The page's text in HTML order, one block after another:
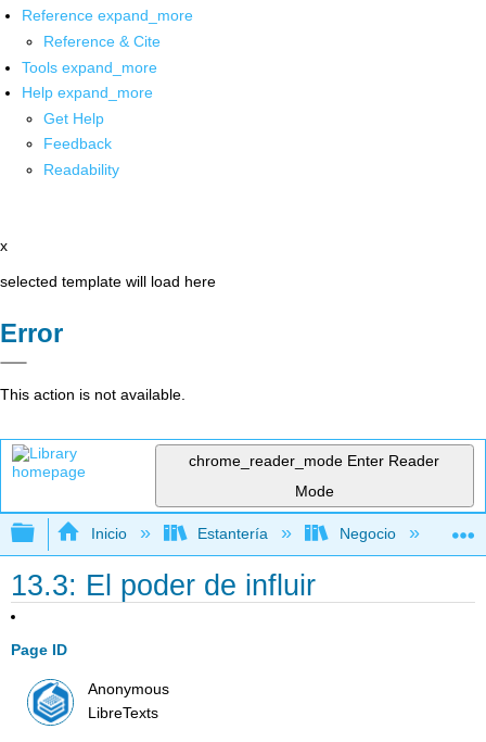
Reference expand_more
Reference & Cite
Tools expand_more
Help expand_more
Get Help
Feedback
Readability
x
selected template will load here
Error
This action is not available.
chrome_reader_mode Enter Reader
Mode
Expandir/contraer jerarquía global
Inicio Estantería Negocio
13.3: El poder de influir
Page ID
Anonymous
LibreTexts